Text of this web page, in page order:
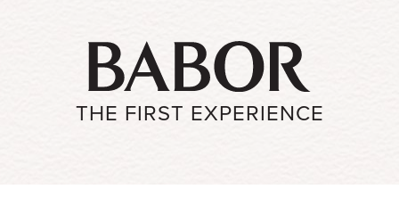
THE FIRST EXPERIENCE